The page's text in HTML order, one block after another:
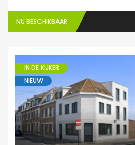
NU BESCHIKBAAR
IN DE KIJKER
NIEUW